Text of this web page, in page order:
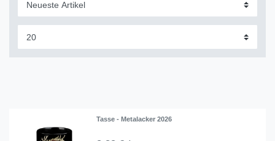
Tasse - Metalacker 2026